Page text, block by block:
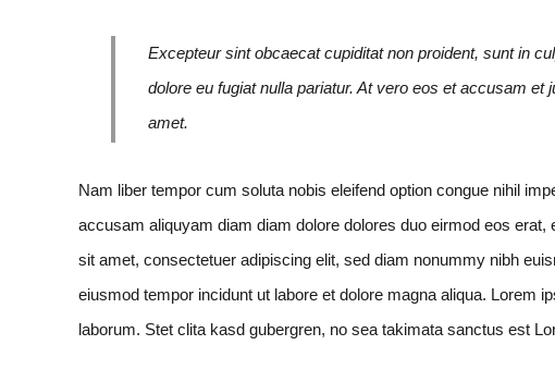
Excepteur sint obcaecat cupiditat non proident, sunt in
dolore eu fugiat nulla pariatur. At vero eos et accusam
amet.
Nam liber tempor cum soluta nobis eleifend option congue nihil
accusam aliquyam diam diam dolore dolores duo eirmod eos
sit amet, consectetuer adipiscing elit, sed diam nonummy nibh
eiusmod tempor incidunt ut labore et dolore magna aliqua. Lorem
laborum. Stet clita kasd gubergren, no sea takimata sanctus est